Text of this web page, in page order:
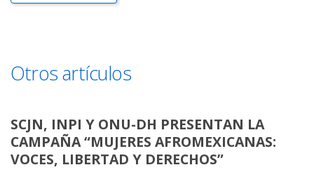
Otros artículos
SCJN, INPI Y ONU-DH PRESENTAN LA
CAMPAÑA “MUJERES AFROMEXICANAS:
VOCES, LIBERTAD Y DERECHOS”